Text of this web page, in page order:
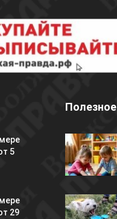
5
29
Полезное